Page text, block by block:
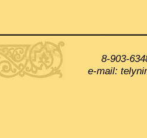
8-903-
e-mail: